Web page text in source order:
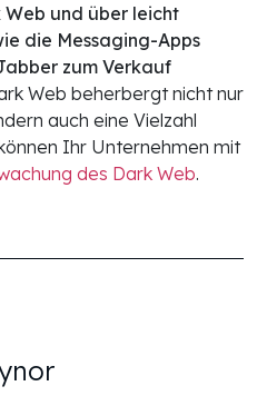
und über leicht
die Messaging-Apps
zum Verkauf
Web beherbergt nicht nur
auch eine Vielzahl
Ihr Unternehmen mit
des Dark Web.